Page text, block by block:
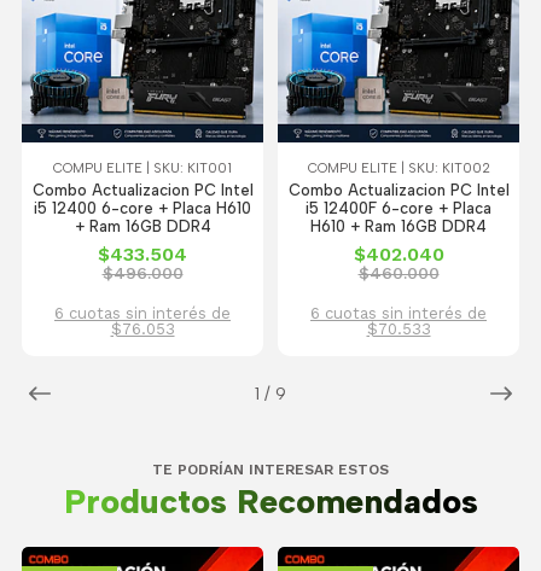
1 / 9
COMPU ELITE | SKU: KIT001
Combo Actualizacion PC Intel
i5 12400 6-core + Placa H610
+ Ram 16GB DDR4
$433.504
$496.000
6 cuotas sin interés de
$76.053
COMPU ELITE | SKU: KIT002
Combo Actualizacion PC Intel
i5 12400F 6-core + Placa
H610 + Ram 16GB DDR4
$402.040
$460.000
6 cuotas sin interés de
$70.533
TE PODRÍAN INTERESAR ESTOS
Productos Recomendados